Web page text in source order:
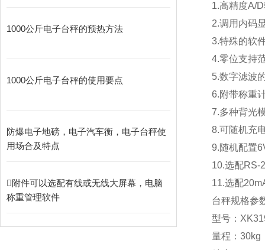
1000公斤电子台秤的预热方法
1000公斤电子台秤的使用要点
防爆电子地磅，电子汽车衡，电子台秤使
用场合及特点
附件可以选配有线或无线大屏幕，电脑
称重管理软件
1.高精度A/D
2.调用内码
3.特殊的软
4.零位支持
5.数字滤波
6.附带称重
7.多种背光
8.可随机充
9.随机配置
10.选配RS-
11.选配
台秤规格参
型号：
量程： 30kg